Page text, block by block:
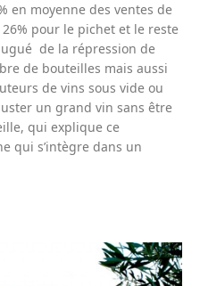
en moyenne des ventes de
pour le pichet et le reste
de la répression de
de bouteilles mais aussi
de vins sous vide ou
un grand vin sans être
qui explique ce
qui s’intègre dans un